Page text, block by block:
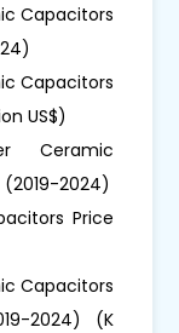
Capacitors
Capacitors
US$)
Ceramic
2024)
Price
Capacitors
2024) (K